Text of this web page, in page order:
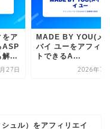
をア
ASP
解...
27日
MADE BY YOU(メ
バイ ユーをアフィリ
トできるA...
2026年7
ュル）をアフィリエイ